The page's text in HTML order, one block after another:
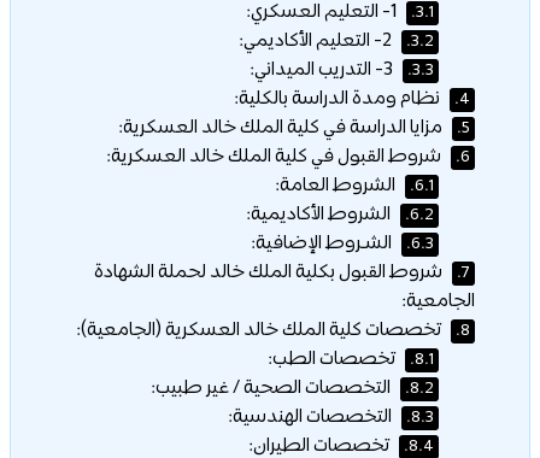
3.1.
3.2.
3.3.
4. نظام ومدة الدراسة بالكلية:
5. مزايا الدراسة في كلية الملك خالد العسكرية:
6. شروط القبول في كلية الملك خالد العسكرية:
6.1. الشروط العامة:
6.2. الشروط الأكاديمية:
6.3. الشـروط الإضافية:
7.
شروط القبول بكلية الملك خالد لحملة الشهادة
الجامعية:
8. تخصصات كلية الملك خالد العسكرية (الجامعية):
8.1. تخصصات الطب:
8.2. التخصصات الصحية / غير طبيب:
8.3. التخصصات الهندسية:
8.4. تخصصات الطيران: